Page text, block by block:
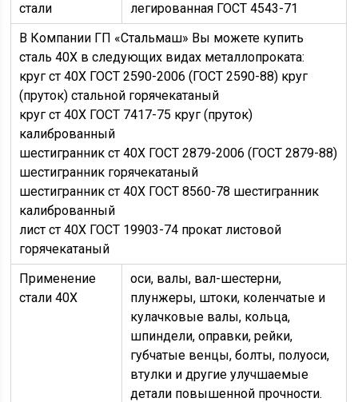
стали
легированная ГОСТ 4543-71
В Компании ГП «Стальмаш» Вы можете купить
сталь 40Х в следующих видах металлопроката:
круг ст 40Х ГОСТ 2590-2006 (ГОСТ 2590-88) круг
(пруток) стальной горячекатаный
круг ст 40Х ГОСТ 7417-75 круг (пруток)
калиброванный
шестигранник ст 40Х ГОСТ 2879-2006 (ГОСТ 2879-88)
шестигранник горячекатаный
шестигранник ст 40Х ГОСТ 8560-78 шестигранник
калиброванный
лист ст 40Х ГОСТ 19903-74 прокат листовой
горячекатаный
Применение
стали 40Х
оси, валы, вал-шестерни,
плунжеры, штоки, коленчатые и
кулачковые валы, кольца,
шпиндели, оправки, рейки,
губчатые венцы, болты, полуоси,
втулки и другие улучшаемые
детали повышенной прочности.